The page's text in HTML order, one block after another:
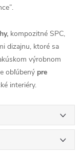
kompozitné SPC,
dizajnu, ktoré sa
výrobnom
obľúbený pre
interiéry.